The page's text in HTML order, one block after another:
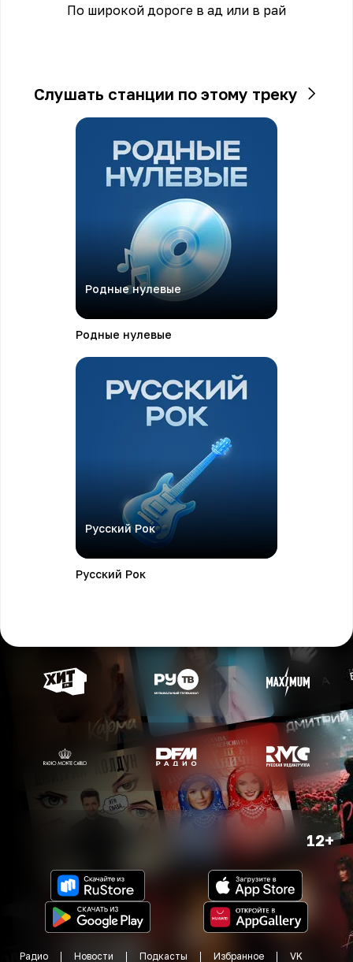
По широкой дороге в ад или в рай
Слушать станции по этому треку
Родные нулевые
Родные нулевые
Русский Рок
Русский Рок
12+
Радио Новости Подкасты Избранное VK